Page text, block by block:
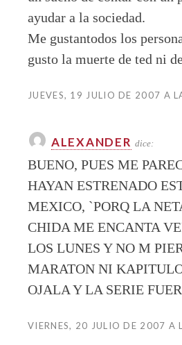
ayudar a la sociedad.
Me gustantodos los
gusto la muerte de ted ni
JUEVES, 19 JULIO DE 2007 A
ALEXANDER dice:
BUENO, PUES ME
HAYAN ESTRENADO
MEXICO, `PORQ LA
CHIDA ME ENCANTA
LOS LUNES Y NO M
MARATON NI
OJALA Y LA SERIE
VIERNES, 20 JULIO DE 2007 A